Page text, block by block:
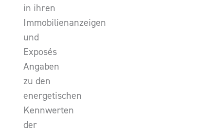
in ihren
Immobilienanzeigen
und
Exposés
Angaben
zu den
energetischen
Kennwerten
der